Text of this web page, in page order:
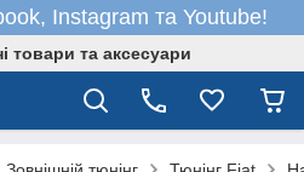
Instagram та Youtube!
товари та аксесуари